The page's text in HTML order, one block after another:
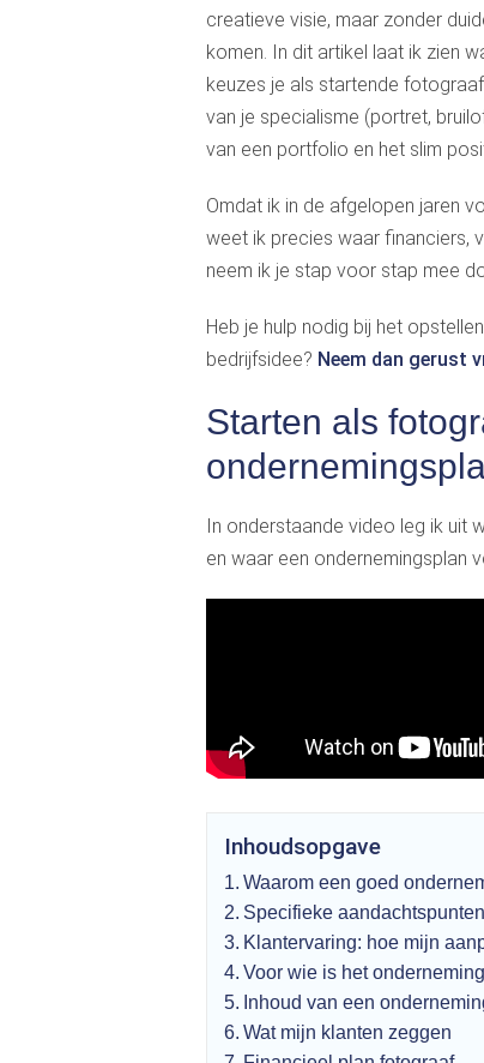
creatieve visie, maar zonder
komen. In dit artikel laat ik zien
keuzes je als startende
van je specialisme (portret,
van een portfolio en het slim
Omdat ik in de afgelopen jaren
weet ik precies waar financiers,
neem ik je stap voor stap mee
Heb je hulp nodig bij het
bedrijfsidee? Neem dan gerust
Starten als
In onderstaande video leg ik uit
en waar een ondernemingsplan
Inhoudsopgave
Waarom een goed
Specifieke
Klantervaring: hoe mijn
Voor wie is het
Inhoud van een
Wat mijn klanten zeggen